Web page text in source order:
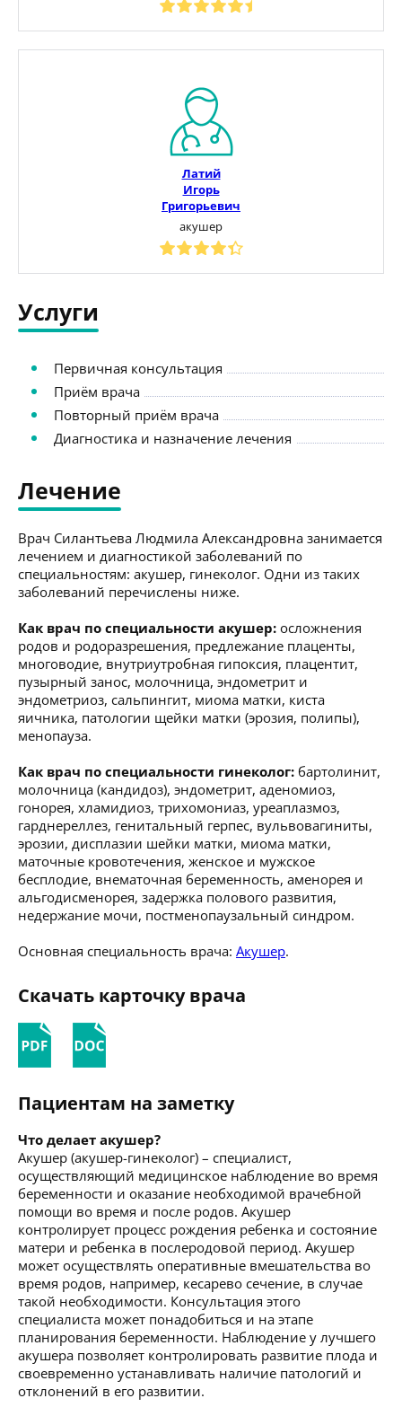
Латий
Игорь
Григорьевич
акушер
Услуги
Первичная консультация
Приём врача
Повторный приём врача
Диагностика и назначение лечения
Лечение
Врач Силантьева Людмила Александровна занимается
лечением и диагностикой заболеваний по
специальностям: акушер, гинеколог. Одни из таких
заболеваний перечислены ниже.
Как врач по специальности акушер: осложнения
родов и родоразрешения, предлежание плаценты,
многоводие, внутриутробная гипоксия, плацентит,
пузырный занос, молочница, эндометрит и
эндометриоз, сальпингит, миома матки, киста
яичника, патологии щейки матки (эрозия, полипы),
менопауза.
Как врач по специальности гинеколог: бартолинит,
молочница (кандидоз), эндометрит, аденомиоз,
гонорея, хламидиоз, трихомониаз, уреаплазмоз,
гарднереллез, генитальный герпес, вульвовагиниты,
эрозии, дисплазии шейки матки, миома матки,
маточные кровотечения, женское и мужское
бесплодие, внематочная беременность, аменорея и
альгодисменорея, задержка полового развития,
недержание мочи, постменопаузальный синдром.
Основная специальность врача: Акушер.
Скачать карточку врача
Пациентам на заметку
Что делает акушер?
Акушер (акушер-гинеколог) – специалист,
осуществляющий медицинское наблюдение во время
беременности и оказание необходимой врачебной
помощи во время и после родов. Акушер
контролирует процесс рождения ребенка и состояние
матери и ребенка в послеродовой период. Акушер
может осуществлять оперативные вмешательства во
время родов, например, кесарево сечение, в случае
такой необходимости. Консультация этого
специалиста может понадобиться и на этапе
планирования беременности. Наблюдение у лучшего
акушера позволяет контролировать развитие плода и
своевременно устанавливать наличие патологий и
отклонений в его развитии.